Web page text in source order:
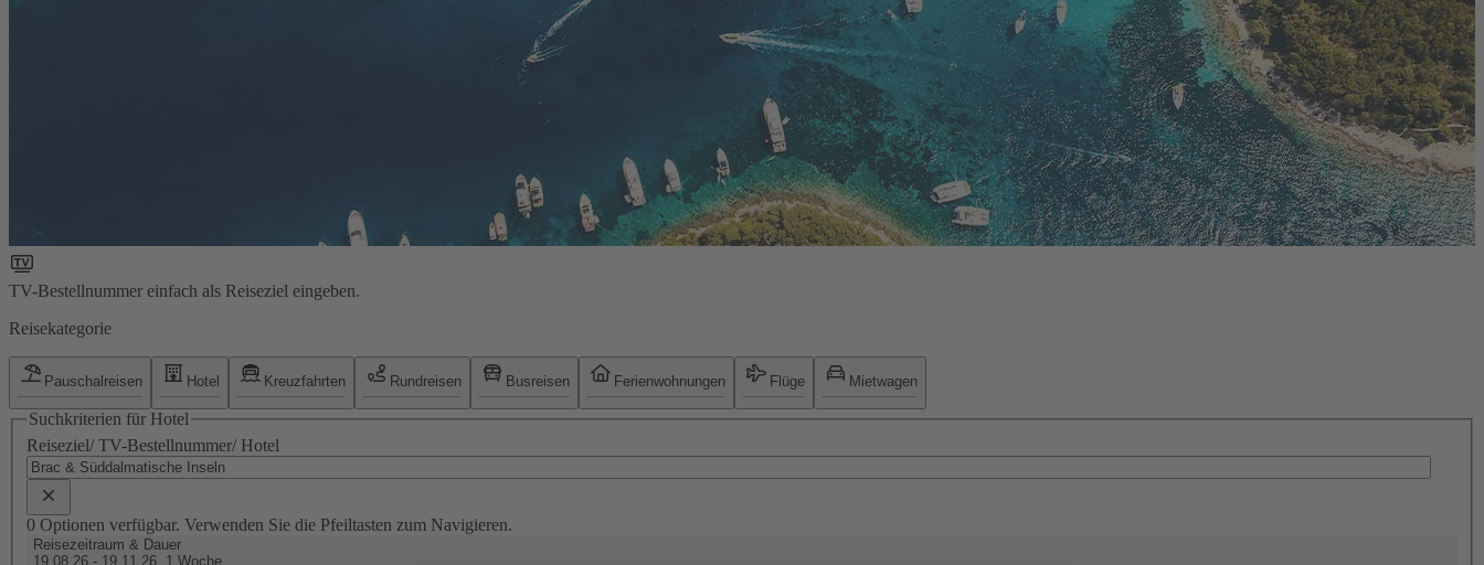
TV-Bestellnummer einfach als Reiseziel eingeben.
Reisekategorie
Pauschalreisen Hotel Kreuzfahrten Rundreisen Busreisen Ferienwohnungen Flüge Mietwagen
Suchkriterien für Hotel
Reiseziel/ TV-Bestellnummer/ Hotel
0 Optionen verfügbar. Verwenden Sie die Pfeiltasten zum Navigieren.
Reisezeitraum & Dauer
19.08.26 - 19.11.26, 1 Woche